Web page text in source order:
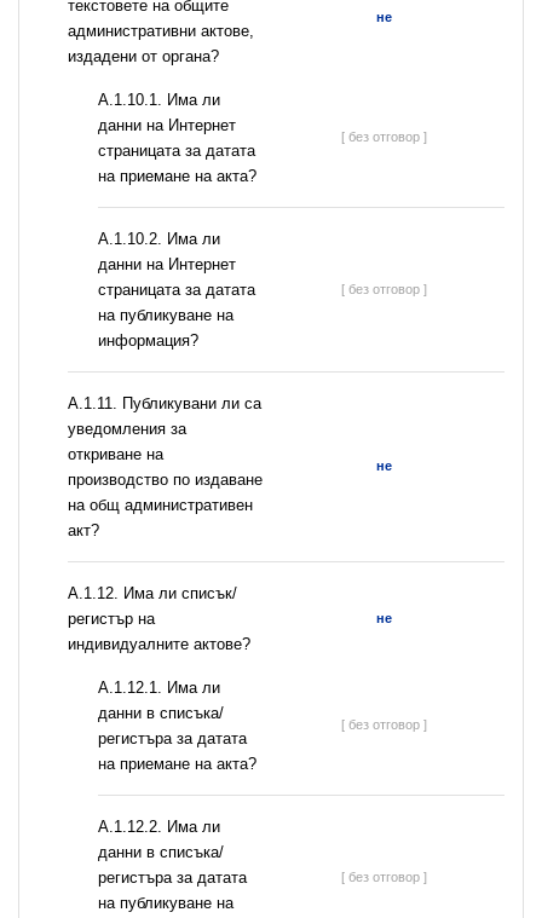
текстовете на общите
административни актове,
издадени от органа?
не
A.1.10.1. Има ли
данни на Интернет
страницата за датата
на приемане на акта?
[ без отговор ]
A.1.10.2. Има ли
данни на Интернет
страницата за датата
на публикуване на
информация?
[ без отговор ]
А.1.11. Публикувани ли са
уведомления за
откриване на
производство по издаване
на общ административен
акт?
не
А.1.12. Има ли списък/
регистър на
индивидуалните актове?
не
A.1.12.1. Има ли
данни в списъка/
регистъра за датата
на приемане на акта?
[ без отговор ]
A.1.12.2. Има ли
данни в списъка/
регистъра за датата
на публикуване на
[ без отговор ]